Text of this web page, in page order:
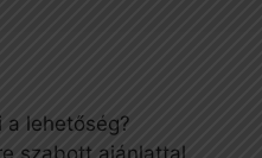
a lehetőség?